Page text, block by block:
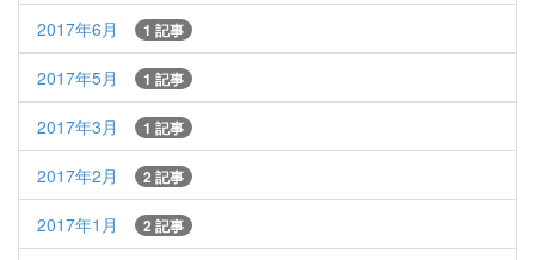
2017年6月 1 記事
2017年5月 1 記事
2017年3月 1 記事
2017年2月 2 記事
2017年1月 2 記事